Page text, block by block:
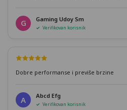
G Gaming Udoy Sm
Verifikovan korisnik
Dobre performanse i previše brzine
A Abcd Efg
Verifikovan korisnik